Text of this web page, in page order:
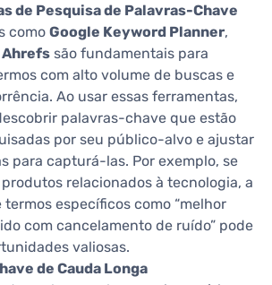
de Pesquisa de Palavras-Chave
como Google Keyword Planner,
Ahrefs são fundamentais para
com alto volume de buscas e
Ao usar essas ferramentas,
palavras-chave que estão
por seu público-alvo e ajustar
para capturá-las. Por exemplo, se
relacionados à tecnologia, a
termos específicos como “melhor
com cancelamento de ruído” pode
valiosas.
de Cauda Longa